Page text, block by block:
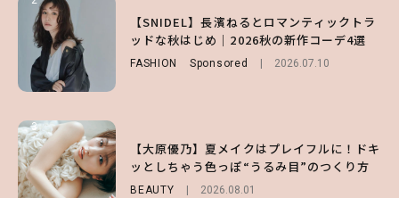
【SNIDEL】長濱ねるとロマンティックトラ
ッドな秋はじめ｜2026秋の新作コーデ4選
FASHION Sponsored 2026.07.10
3
【大原優乃】夏メイクはプレイフルに！ドキ
ッとしちゃう色っぽ“うるみ目”のつくり方
BEAUTY 2026.08.01
【大原優乃】夏メイクはプレイフルに！ドキ
ッとしちゃう色っぽ“うるみ目”のつくり方
BEAUTY 2026.08.01
3
【スタバ】約160通りのカスタマイズができ
る⁉ 39店舗限定『My フルーツ³ フラペチー
ノ®』を徹底レポ♡
【付録】総柄ハローキティが可愛すぎ♡ 紀
ノ国屋コラボの“優秀保冷バッグ”は夏の強
い味方！【オトナミューズ9月号増刊】
3
【谷まりあ】夏は“シアースカート”でさり
げなく肌見せ！透け感のニュアンスを楽しめ
るマストハブアイテム4選